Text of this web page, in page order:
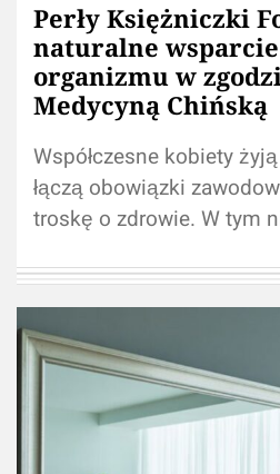
Perły Księżniczki
naturalne
organizmu w
Medycyną Chińską
Współczesne kobiety
łączą obowiązki
troskę o zdrowie. W tym